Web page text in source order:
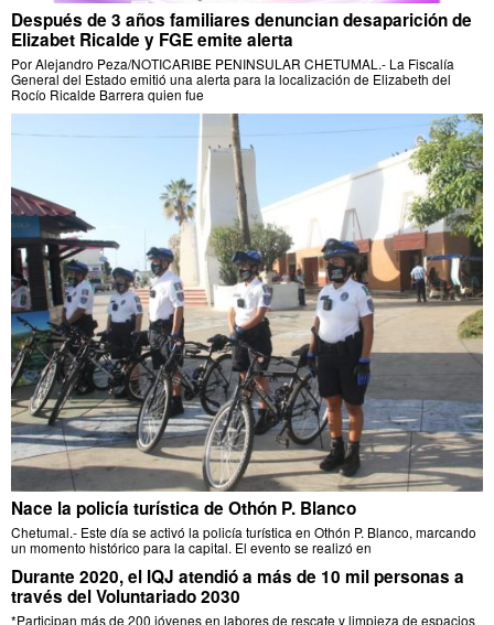
Después de 3 años familiares denuncian desaparición de
Elizabet Ricalde y FGE emite alerta
Por Alejandro Peza/NOTICARIBE PENINSULAR CHETUMAL.- La Fiscalía
General del Estado emitió una alerta para la localización de Elizabeth del
Rocío Ricalde Barrera quien fue
Nace la policía turística de Othón P. Blanco
Chetumal.- Este día se activó la policía turística en Othón P. Blanco, marcando
un momento histórico para la capital. El evento se realizó en
Durante 2020, el IQJ atendió a más de 10 mil personas a
través del Voluntariado 2030
*Participan más de 200 jóvenes en labores de rescate y limpieza de espacios